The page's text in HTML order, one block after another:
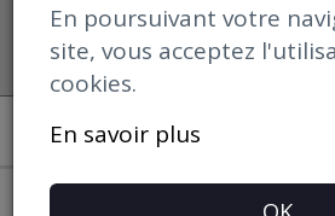
En poursuivant votre
site, vous acceptez
cookies.
En savoir plus
Open datBIM
Mentions Légales